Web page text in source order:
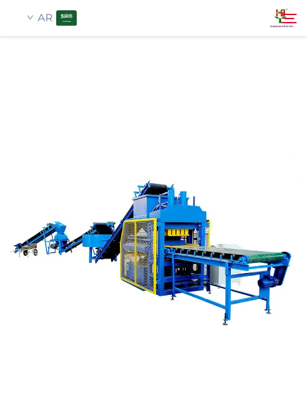
AR
اتصل بنا